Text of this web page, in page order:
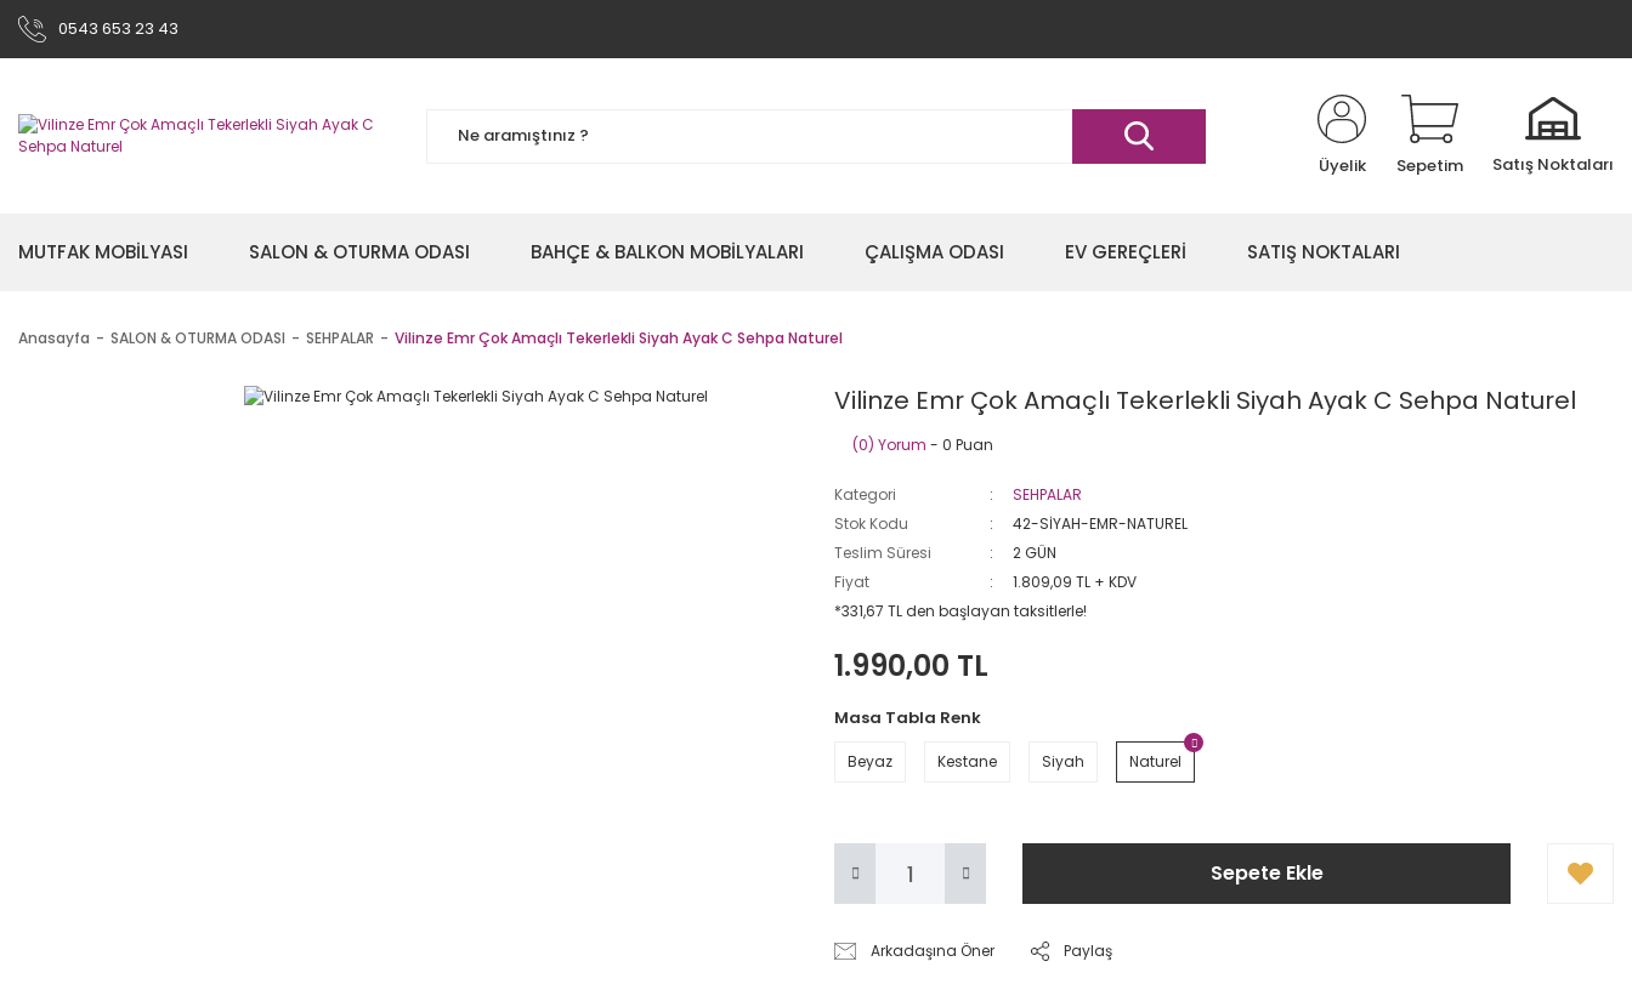
0543 653 23 43
Üyelik Sepetim Satış Noktaları
MUTFAK MOBİLYASI SALON & OTURMA ODASI BAHÇE & BALKON MOBİLYALARI ÇALIŞMA ODASI EV GEREÇLERİ SATIŞ NOKTALARI
Anasayfa SALON & OTURMA ODASI SEHPALAR Vilinze Emr Çok Amaçlı Tekerlekli Siyah Ayak C Sehpa Naturel
Vilinze Emr Çok Amaçlı Tekerlekli Siyah Ayak C Sehpa Naturel
(0) Yorum - 0 Puan
Kategori
SEHPALAR
Stok Kodu
42-SİYAH-EMR-NATUREL
Teslim Süresi
2 GÜN
Fiyat
1.809,09 TL + KDV
*331,67 TL den başlayan taksitlerle!
1.990,00 TL
Masa Tabla Renk
Beyaz Kestane Siyah Naturel
Sepete Ekle
Arkadaşına Öner Paylaş